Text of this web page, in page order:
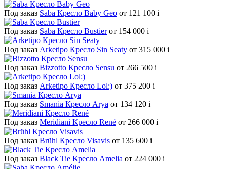
Под заказ Saba Кресло Baby Geo от 121 100 i
Под заказ Saba Кресло Bustier от 154 000 i
Под заказ Arketipo Кресло Sin Seaty от 315 000 i
Под заказ Bizzotto Кресло Sensu от 266 500 i
Под заказ Arketipo Кресло Lol:) от 375 200 i
Под заказ Smania Кресло Arya от 134 120 i
Под заказ Meridiani Кресло René от 266 000 i
Под заказ Brühl Кресло Visavis от 135 600 i
Под заказ Black Tie Кресло Amelia от 224 000 i